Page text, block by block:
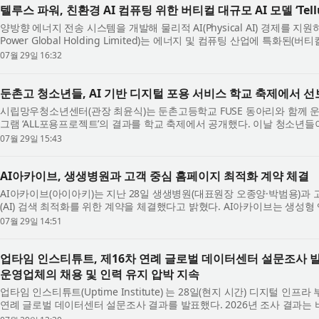
텔루스 파워, 친환경 AI 컴퓨팅 위한 버티컬 대규모 AI 모델
양방향 에너지 전송 시스템을 개발해 물리적 AI(Physical AI) 경제를 지원
Power Global Holding Limited)는 에너지 및 컴퓨팅 산업에 특화된(버티
Energy AI’를 출시했다고 발표했다...
07월 29일 16:32
둔촌고 청소년들, AI 기반 디지털 포용 서비스 학교 축제에서 선
시립망우청소년센터(관장 최윤식)는 둔촌고등학교 FUSE 동아리와 함께
그램 ‘ALL포용프로젝트’의 결과를 학교 축제에서 공개했다. 이날 청소년
를 체험할 수 있는 부스를 운영해 축제 ...
07월 29일 15:43
AI아카이브, 생생병원과 고객 중심 홈페이지 최적화 계약 체결
AI아카이브(아이아키)는 지난 28일 생생병원(대표원장 오종양·박범용)과
(AI) 검색 최적화를 위한 계약을 체결했다고 밝혔다. AI아카이브는 생성형
(AEO)를 전문으로 하는 기업이다. 아인병...
07월 29일 14:51
업타임 인스티튜트, 제16차 연례 글로벌 데이터센터 설문조사
운영업체의 채용 및 인력 유지 압박 지속
업타임 인스티튜트(Uptime Institute) 는 28일(현지 시간) 디지털 인프라
연례 글로벌 데이터센터 설문조사 결과를 발표했다. 2026년 조사 결과는